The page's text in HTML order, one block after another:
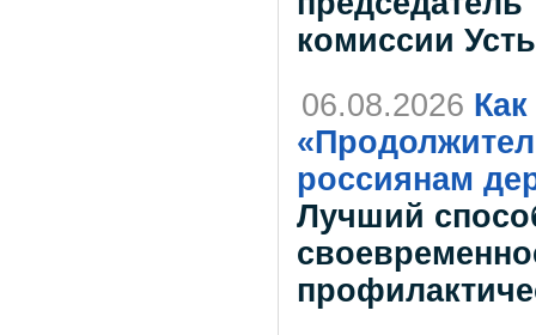
комиссии
06.08.2026
россиянам
Лучший